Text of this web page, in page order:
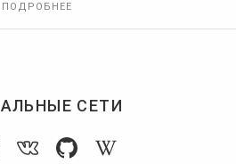
ПОДРОБНЕЕ
СЕТИ